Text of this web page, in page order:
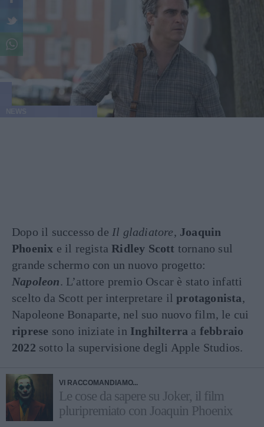
Dopo il successo de Il gladiatore, Joaquin
Phoenix e il registaRidley Scott tornano sul
grande schermo con un nuovo progetto:
Napoleon. L’attore premio Oscar è stato infatti
scelto da Scott per interpretare ilprotagonista,
Napoleone Bonaparte, nel suo nuovo film, le cui
riprese sono iniziate in Inghilterra a febbraio
2022 sotto la supervisione degli Apple Studios.
VI RACCOMANDIAMO...
Le cose da sapere su Joker, il film
pluripremiato con Joaquin Phoenix